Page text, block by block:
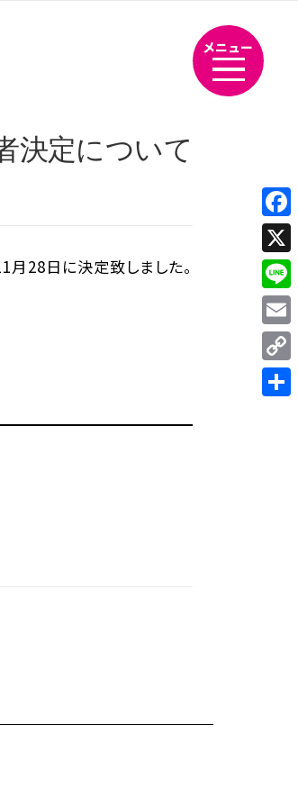
メニュー
決定について
28日に決定致しました。
X
Line
Link